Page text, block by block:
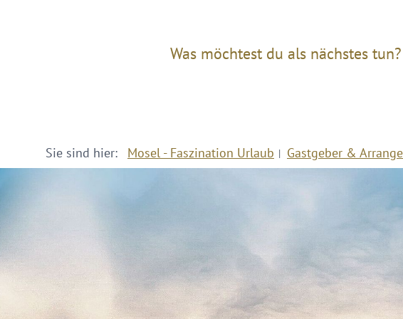
Was möchtest du als nächstes tun?
Sie sind hier: Mosel - Faszination Urlaub Gastgeber &